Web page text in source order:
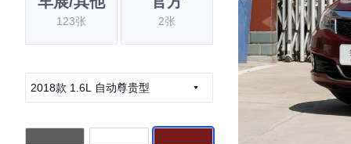
123张 2张
2018款 1.6L 自动尊贵型